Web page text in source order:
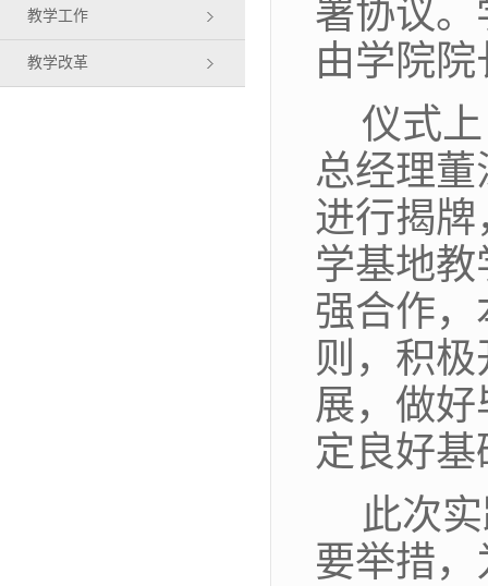
教学工作
教学改革
署协议
由学院
仪式
总经理董
进行揭
学基地
强合作
则，积
展，做
定良好基
此次
要举措，